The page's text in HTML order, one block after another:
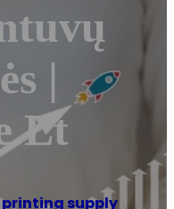
|
printing supply